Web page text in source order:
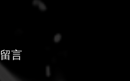
留言